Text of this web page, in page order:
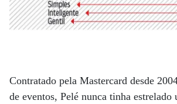
Contratado pela Mastercard desde
de eventos, Pelé nunca tinha estrelado